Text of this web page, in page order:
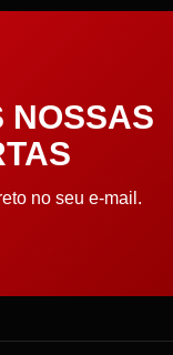
NOSSAS
no seu e-mail.